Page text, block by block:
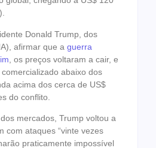
Donald Trump, dos
afirmar que a guerra
, os preços voltaram a cair, e
abaixo dos
acima dos cerca de US$
do conflito.
mercados, Trump voltou a
com ataques “vinte vezes
praticamente impossível